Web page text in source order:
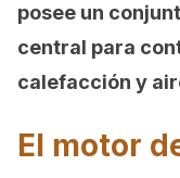
posee un
central para
calefacción y
El motor